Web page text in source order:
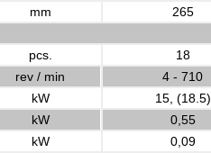
mm
265
pcs.
18
rev / min
4 - 710
kW
15, (18.5)
kW
0,55
kW
0,09